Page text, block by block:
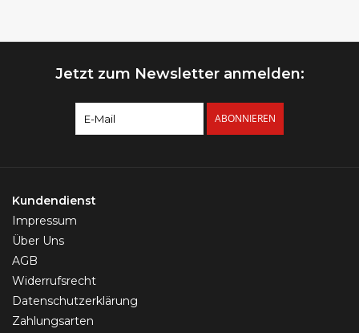
Jetzt zum Newsletter anmelden:
ABONNIEREN
Kundendienst
Impressum
Über Uns
AGB
Widerrufsrecht
Datenschutzerklärung
Zahlungsarten